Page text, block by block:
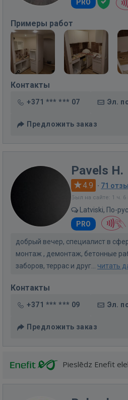
PRO
Примеры работ
Контакты
+371 *** *** 07 Эл.
Предложить заказ
Pavels H.
4.9 · 71
Был на сайте: 1 ч.
Latviski, По-
PRO
добрый вечер, специалист в
монтаж , демонтаж, бетонные
заборов, террас и друг... читать
Контакты
+371 *** *** 09 Эл.
Предложить заказ
Pieslēdz Enefit